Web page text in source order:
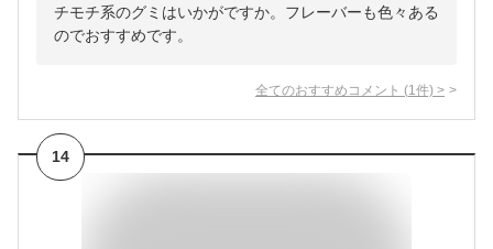
チモチ系のグミはいかがですか。フレーバーも色々ある
のでおすすめです。
全てのおすすめコメント (1 件) >
14